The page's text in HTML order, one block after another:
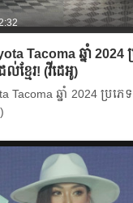
Tacoma ឆ្នាំ 2024
មែរ! (វីដេអូ)
Tacoma ឆ្នាំ 2024 ប្រភ